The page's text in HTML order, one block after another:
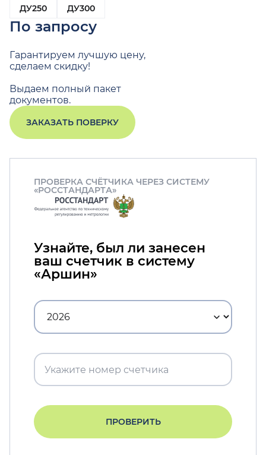
ДУ250
ДУ300
По запросу
Гарантируем лучшую цену,
сделаем скидку!
Выдаем полный пакет
документов.
ЗАКАЗАТЬ ПОВЕРКУ
ПРОВЕРКА СЧЁТЧИКА ЧЕРЕЗ СИСТЕМУ
«РОССТАНДАРТА»
Узнайте, был ли занесен
ваш счетчик в систему
«Аршин»
ПРОВЕРИТЬ